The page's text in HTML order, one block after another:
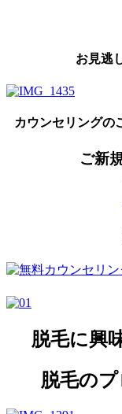
お見逃
カウンセリングの
ご新
脱毛に興
脱毛の